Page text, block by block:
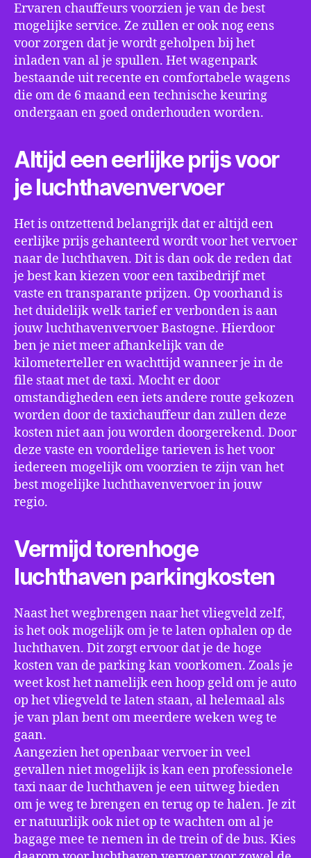
Ervaren chauffeurs voorzien je van de best
mogelijke service. Ze zullen er ook nog eens
voor zorgen dat je wordt geholpen bij het
inladen van al je spullen. Het wagenpark
bestaande uit recente en comfortabele wagens
die om de 6 maand een technische keuring
ondergaan en goed onderhouden worden.
Altijd een eerlijke prijs voor
je luchthavenvervoer
Het is ontzettend belangrijk dat er altijd een
eerlijke prijs gehanteerd wordt voor het vervoer
naar de luchthaven. Dit is dan ook de reden dat
je best kan kiezen voor een taxibedrijf met
vaste en transparante prijzen. Op voorhand is
het duidelijk welk tarief er verbonden is aan
jouw luchthavenvervoer Bastogne. Hierdoor
ben je niet meer afhankelijk van de
kilometerteller en wachttijd wanneer je in de
file staat met de taxi. Mocht er door
omstandigheden een iets andere route gekozen
worden door de taxichauffeur dan zullen deze
kosten niet aan jou worden doorgerekend. Door
deze vaste en voordelige tarieven is het voor
iedereen mogelijk om voorzien te zijn van het
best mogelijke luchthavenvervoer in jouw
regio.
Vermijd torenhoge
luchthaven parkingkosten
Naast het wegbrengen naar het vliegveld zelf,
is het ook mogelijk om je te laten ophalen op de
luchthaven. Dit zorgt ervoor dat je de hoge
kosten van de parking kan voorkomen. Zoals je
weet kost het namelijk een hoop geld om je auto
op het vliegveld te laten staan, al helemaal als
je van plan bent om meerdere weken weg te
gaan.
Aangezien het openbaar vervoer in veel
gevallen niet mogelijk is kan een professionele
taxi naar de luchthaven je een uitweg bieden
om je weg te brengen en terug op te halen. Je zit
er natuurlijk ook niet op te wachten om al je
bagage mee te nemen in de trein of de bus. Kies